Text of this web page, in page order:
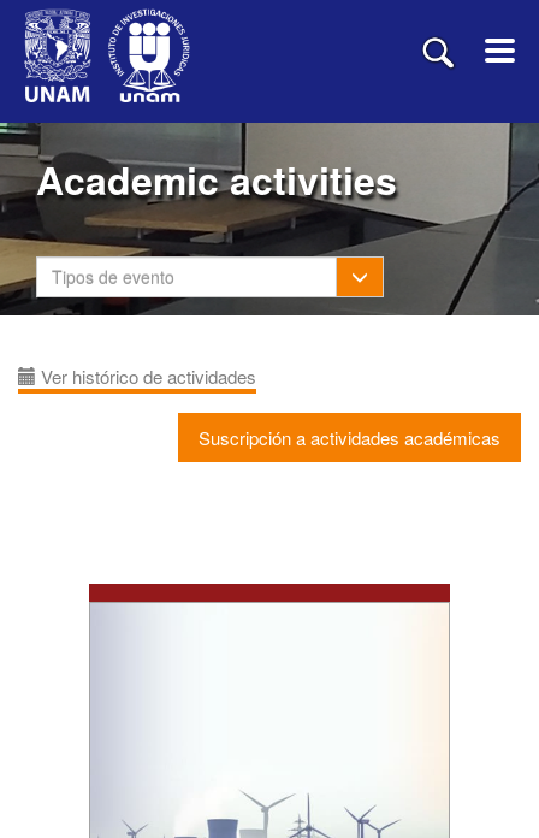
Academic activities
Tipos de evento Toggle Dropdown
Ver histórico de actividades
Suscripción a actividades académicas